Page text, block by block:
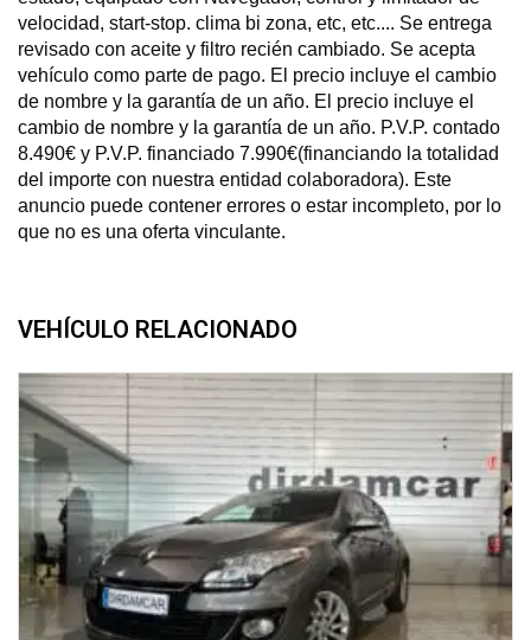
velocidad, start-stop. clima bi zona, etc, etc.... Se entrega
revisado con aceite y filtro recién cambiado. Se acepta
vehículo como parte de pago. El precio incluye el cambio
de nombre y la garantía de un año. El precio incluye el
cambio de nombre y la garantía de un año. P.V.P. contado
8.490€ y P.V.P. financiado 7.990€(financiando la totalidad
del importe con nuestra entidad colaboradora). Este
anuncio puede contener errores o estar incompleto, por lo
que no es una oferta vinculante.
VEHÍCULO RELACIONADO